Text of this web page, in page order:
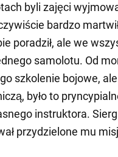
byli zajęci
bardzo
poradził, ale we
samolotu. Od
szkolenie bojowe,
było to
instruktora.
przydzielone mu